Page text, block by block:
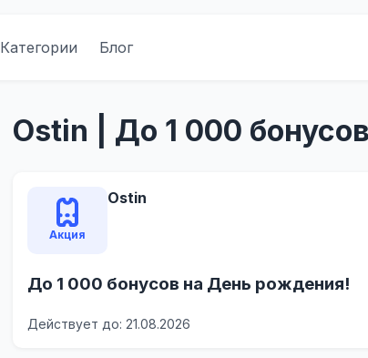
Категории Блог
Ostin | До 1 000
Акция
Ostin
До 1 000 бонусов на День рождения!
Действует до: 21.08.2026